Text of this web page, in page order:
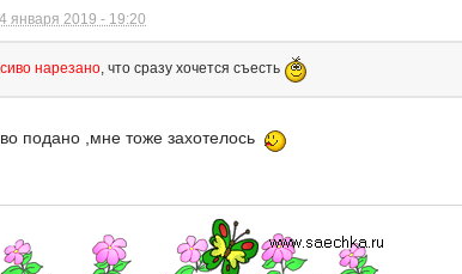
января 2019 - 19:20
нарезано, что сразу хочется съесть
подано ,мне тоже захотелось